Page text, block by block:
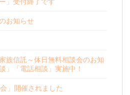
お知らせ
族信託～休日無料相談会のお知
」「電話相談」実施中！
」開催されました